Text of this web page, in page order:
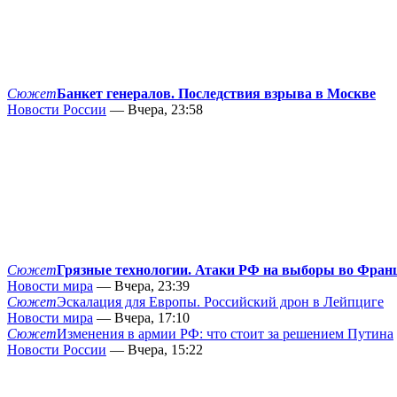
СюжетБанкет генералов. Последствия взрыва в Москве
Новости России — Вчера, 23:58
СюжетГрязные технологии. Атаки РФ на выборы во
Новости мира — Вчера, 23:39
СюжетЭскалация для Европы. Российский дрон в Лейпциге
Новости мира — Вчера, 17:10
СюжетИзменения в армии РФ: что стоит за решением Путина
Новости России — Вчера, 15:22